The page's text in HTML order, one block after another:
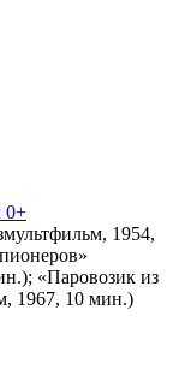
0+
1954,
«Паровозик из
1967, 10 мин.)